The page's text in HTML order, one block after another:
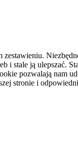
i stale ją ulepszać.
pozwalają nam
stronie i